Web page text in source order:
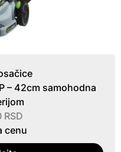
– 42cm samohodna
RSD
cenu